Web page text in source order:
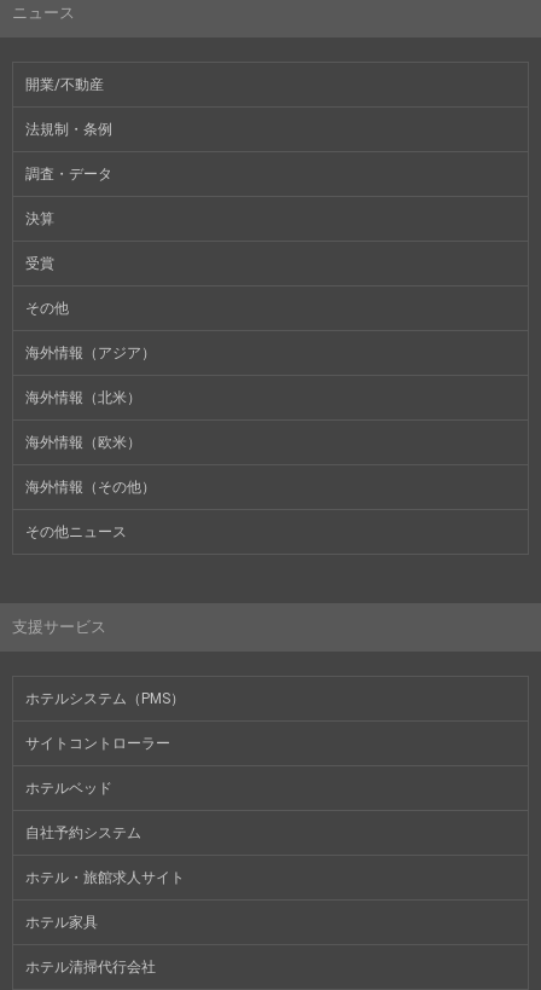
ニュース
開業/不動産
法規制・条例
調査・データ
決算
受賞
その他
海外情報（アジア）
海外情報（北米）
海外情報（欧米）
海外情報（その他）
その他ニュース
支援サービス
ホテルシステム（PMS）
サイトコントローラー
ホテルベッド
自社予約システム
ホテル・旅館求人サイト
ホテル家具
ホテル清掃代行会社